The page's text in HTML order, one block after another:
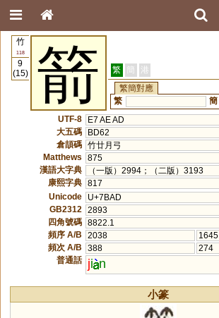
竹
118
9
(15)
箭 繁 簡 港
繁簡對應
繁
簡
UTF-8
E7 AE AD
大五碼
BD62
倉頡碼 竹廿月弓
Matthews
875
漢語大字典
（一版）2994；（二版）3193
康熙字典 817
Unicode
U+7BAD
GB2312
2893
四角號碼 8822.1
頻序 A/B
2038
1645
頻次 A/B
388
274
普通話
ji n
小篆